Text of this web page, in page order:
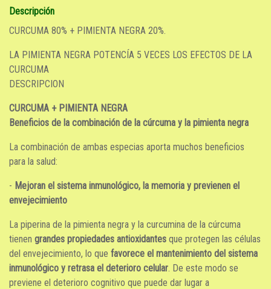
Descripción
CURCUMA 80% + PIMIENTA NEGRA 20%.
LA PIMIENTA NEGRA POTENCÍA 5 VECES LOS EFECTOS DE LA
CURCUMA
DESCRIPCION
CURCUMA + PIMIENTA NEGRA
Beneficios de la combinación de la cúrcuma y la pimienta negra
La combinación de ambas especias aporta muchos beneficios
para la salud:
- Mejoran el sistema inmunológico, la memoria y previenen el
envejecimiento
La piperina de la pimienta negra y la curcumina de la cúrcuma
tienen grandes propiedades antioxidantes que protegen las células
del envejecimiento, lo que favorece el mantenimiento del sistema
inmunológico y retrasa el deterioro celular. De este modo se
previene el deterioro cognitivo que puede dar lugar a